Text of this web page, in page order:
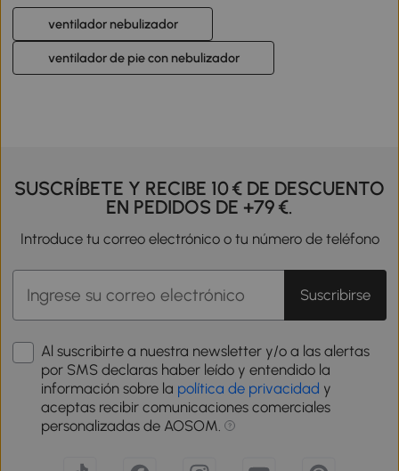
ventilador nebulizador
ventilador de pie con nebulizador
SUSCRÍBETE Y RECIBE 10 € DE DESCUENTO
EN PEDIDOS DE +79 €.
Introduce tu correo electrónico o tu número de teléfono
Suscribirse
Al suscribirte a nuestra newsletter y/o a las alertas
por SMS declaras haber leído y entendido la
información sobre la política de privacidad y
aceptas recibir comunicaciones comerciales
personalizadas de AOSOM.